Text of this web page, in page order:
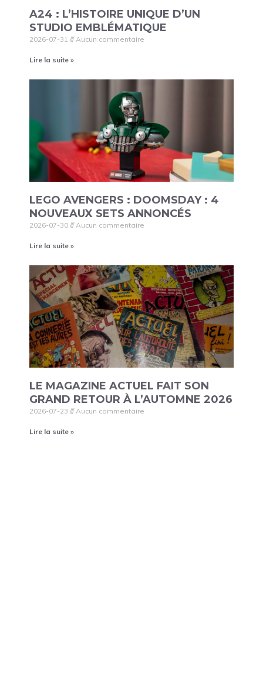
A24 : L’HISTOIRE UNIQUE D’UN
STUDIO EMBLÉMATIQUE
2026-07-31 Aucun commentaire
Lire la suite »
LEGO AVENGERS : DOOMSDAY : 4
NOUVEAUX SETS ANNONCÉS
2026-07-30 Aucun commentaire
Lire la suite »
LE MAGAZINE ACTUEL FAIT SON
GRAND RETOUR À L’AUTOMNE 2026
2026-07-23 Aucun commentaire
Lire la suite »